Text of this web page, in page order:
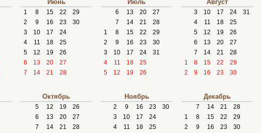
Июнь
1 8 15 22
29
2
9 16 23
30
3
10 17
24
4
11 18
25
5
12 19
26
6
13 20
27
7
14 21 28
Июль
6 13 20
27
7
14 21
28
1
8 15 22
29
2
9 16 23
30
3
10 17 24
31
4
11 18
25
5
12 19 26
Август
3 10 17 24
31
4
11 18
25
5
12 19
26
6
13 20
27
7
14 21
28
1
8 15 22
29
2
9 16 23 30
Октябрь
5 12 19
26
6
13 20
27
7
14 21
28
Ноябрь
2 9 16 23
30
3
10 17
24
4
11 18
25
Декабрь
7 14 21
28
1
8 15 22
29
2
9 16 23
30